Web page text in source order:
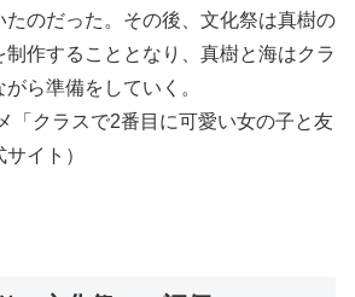
たのだった。その後、文化祭は真樹の
作することとなり、真樹と海はクラ
ら準備をしていく。
「クラスで2番目に可愛い女の子と友
イト）